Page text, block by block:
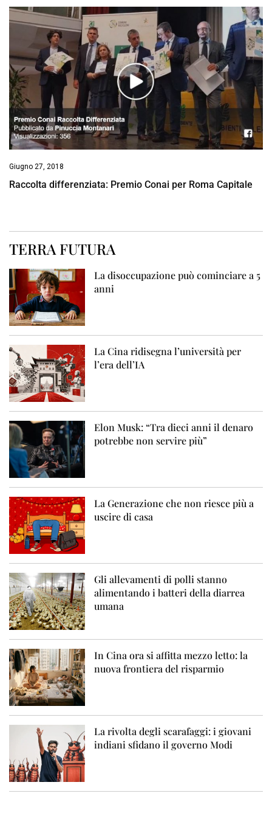
Giugno 27, 2018
Raccolta differenziata: Premio Conai per Roma Capitale
TERRA FUTURA
La disoccupazione può cominciare a 5
anni
La Cina ridisegna l’università per
l’era dell’IA
Elon Musk: “Tra dieci anni il denaro
potrebbe non servire più”
La Generazione che non riesce più a
uscire di casa
Gli allevamenti di polli stanno
alimentando i batteri della diarrea
umana
In Cina ora si affitta mezzo letto: la
nuova frontiera del risparmio
La rivolta degli scarafaggi: i giovani
indiani sfidano il governo Modi